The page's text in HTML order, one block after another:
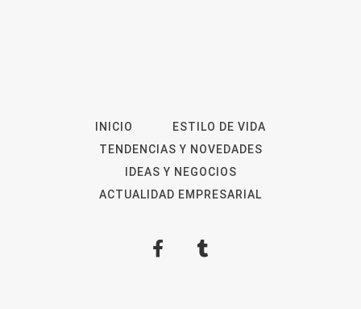
INICIO
ESTILO DE VIDA
TENDENCIAS Y NOVEDADES
IDEAS Y NEGOCIOS
ACTUALIDAD EMPRESARIAL